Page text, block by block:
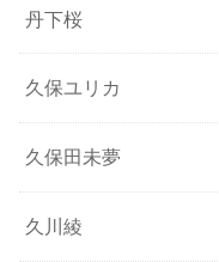
丹下桜
久保ユリカ
久保田未夢
久川綾